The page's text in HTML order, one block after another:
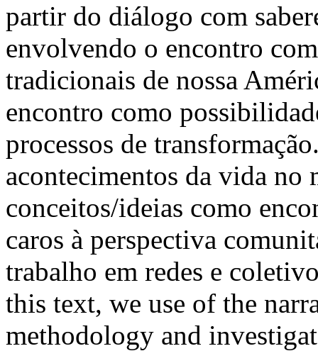
partir do diálogo com
envolvendo o encontro
tradicionais de nossa
encontro como
processos de
acontecimentos da vida
conceitos/ideias como
caros à perspectiva
trabalho em redes e
this text, we use of the
methodology and